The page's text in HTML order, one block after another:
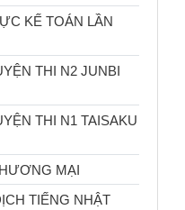
KẾ TOÁN LẦN
THI N2 JUNBI
THI N1 TAISAKU
MẠI
TIẾNG NHẬT